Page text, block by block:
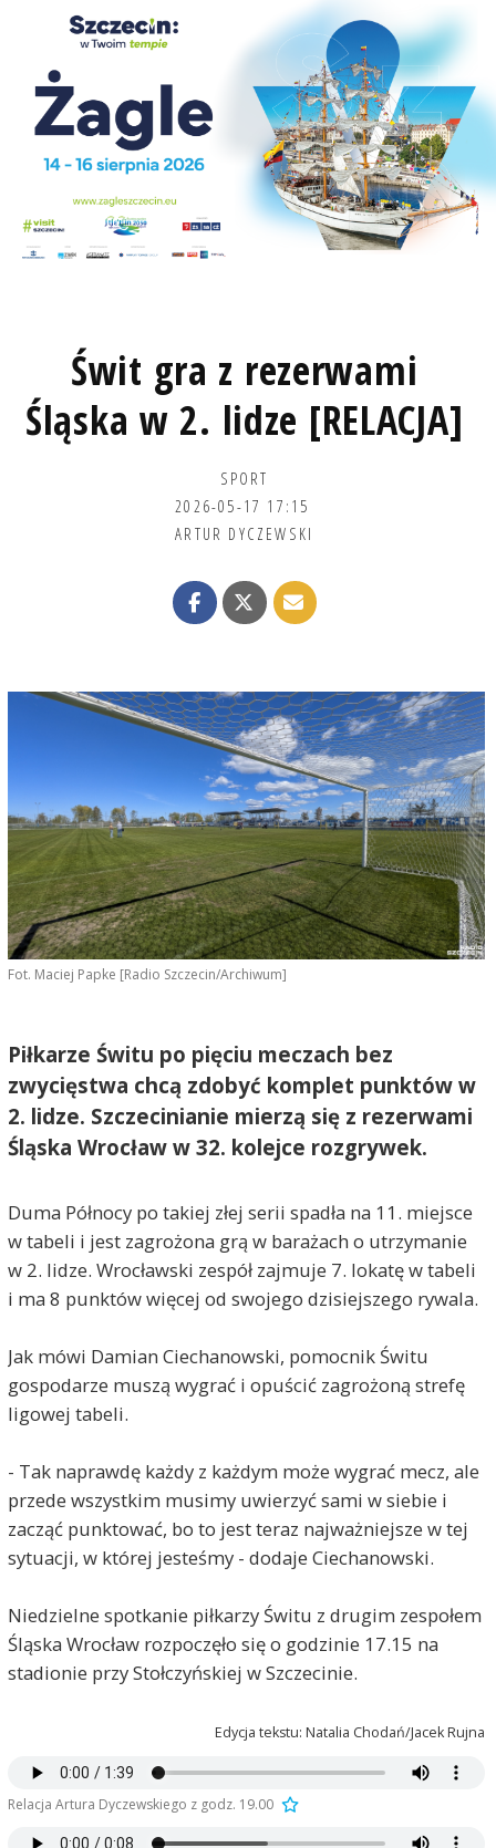
Świt gra z rezerwami
Śląska w 2. lidze [RELACJA]
SPORT
2026-05-17 17:15
ARTUR DYCZEWSKI
Fot. Maciej Papke [Radio Szczecin/Archiwum]
Piłkarze Świtu po pięciu meczach bez
zwycięstwa chcą zdobyć komplet punktów w
2. lidze. Szczecinianie mierzą się z rezerwami
Śląska Wrocław w 32. kolejce rozgrywek.
Duma Północy po takiej złej serii spadła na 11. miejsce
w tabeli i jest zagrożona grą w barażach o utrzymanie
w 2. lidze. Wrocławski zespół zajmuje 7. lokatę w tabeli
i ma 8 punktów więcej od swojego dzisiejszego rywala.
Jak mówi Damian Ciechanowski, pomocnik Świtu
gospodarze muszą wygrać i opuścić zagrożoną strefę
ligowej tabeli.
- Tak naprawdę każdy z każdym może wygrać mecz, ale
przede wszystkim musimy uwierzyć sami w siebie i
zacząć punktować, bo to jest teraz najważniejsze w tej
sytuacji, w której jesteśmy - dodaje Ciechanowski.
Niedzielne spotkanie piłkarzy Świtu z drugim zespołem
Śląska Wrocław rozpoczęło się o godzinie 17.15 na
stadionie przy Stołczyńskiej w Szczecinie.
Edycja tekstu: Natalia Chodań/Jacek Rujna
Relacja Artura Dyczewskiego z godz. 19.00